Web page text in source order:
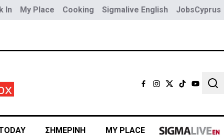
In My Place Cooking Sigmalive English JobsCyprus
ΣΗΜΕΡΙΝΗ MY PLACE